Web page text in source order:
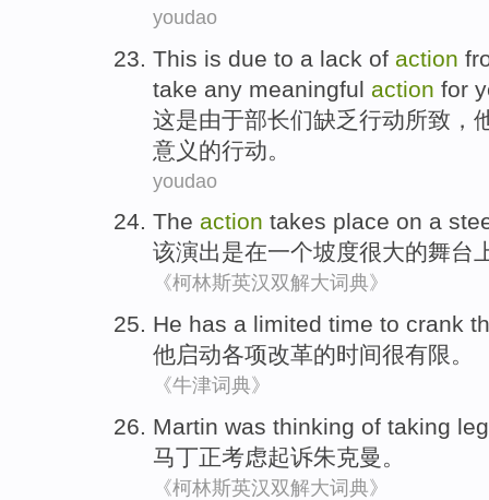
youdao
This is due to a lack of action
take any meaningful action for
这是由于部长们缺乏行动所致，
意义 的行动。
youdao
The action takes place on a
该演出是在一个坡度很大的舞台
《柯林斯英汉双解大词典》
He has a limited time to crank
他启动各项改革的时间很有限。
《牛津词典》
Martin was thinking of taking
马丁正考虑起诉朱克曼。
《柯林斯英汉双解大词典》